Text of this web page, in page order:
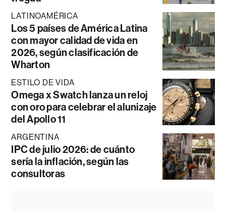
LATINOAMÉRICA
Los 5 países de América Latina
con mayor calidad de vida en
2026, según clasificación de
Wharton
ESTILO DE VIDA
Omega x Swatch lanza un reloj
con oro para celebrar el alunizaje
del Apollo 11
ARGENTINA
IPC de julio 2026: de cuánto
sería la inflación, según las
consultoras